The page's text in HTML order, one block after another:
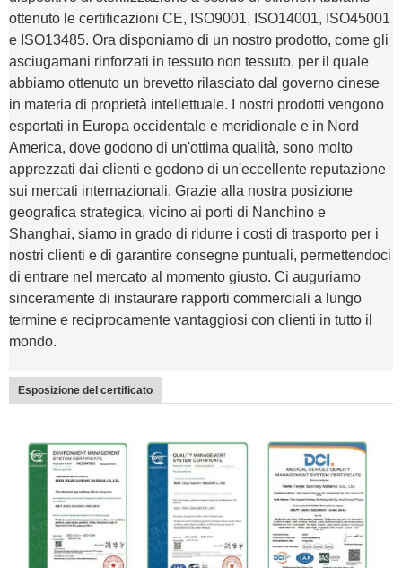
ottenuto le certificazioni CE, ISO9001, ISO14001, ISO45001
e ISO13485. Ora disponiamo di un nostro prodotto, come gli
asciugamani rinforzati in tessuto non tessuto, per il quale
abbiamo ottenuto un brevetto rilasciato dal governo cinese
in materia di proprietà intellettuale. I nostri prodotti vengono
esportati in Europa occidentale e meridionale e in Nord
America, dove godono di un'ottima qualità, sono molto
apprezzati dai clienti e godono di un'eccellente reputazione
sui mercati internazionali. Grazie alla nostra posizione
geografica strategica, vicino ai porti di Nanchino e
Shanghai, siamo in grado di ridurre i costi di trasporto per i
nostri clienti e di garantire consegne puntuali, permettendoci
di entrare nel mercato al momento giusto. Ci auguriamo
sinceramente di instaurare rapporti commerciali a lungo
termine e reciprocamente vantaggiosi con clienti in tutto il
mondo.
Esposizione del certificato